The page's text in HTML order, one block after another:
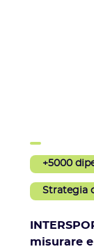
+5000
Strategia
misurare